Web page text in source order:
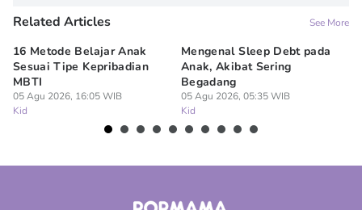
Related Articles See More
16 Metode Belajar Anak
Sesuai Tipe Kepribadian
MBTI
05 Agu 2026, 16:05 WIB
Kid
Mengenal Sleep Debt pada
Anak, Akibat Sering
Begadang
05 Agu 2026, 05:35 WIB
Kid